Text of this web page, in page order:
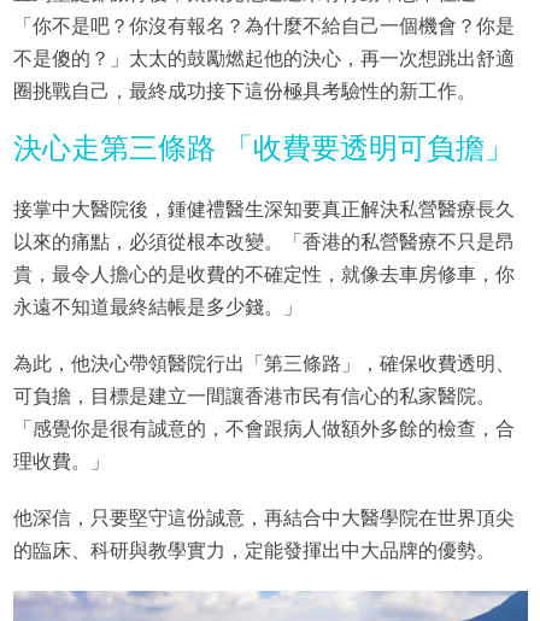
「你不是吧？你沒有報名？為什麼不給自己一個機會？你是
不是傻的？」太太的鼓勵燃起他的決心，再一次想跳出舒適
圈挑戰自己，最終成功接下這份極具考驗性的新工作。
決心走第三條路 「收費要透明可負擔」
接掌中大醫院後，鍾健禮醫生深知要真正解決私營醫療長久
以來的痛點，必須從根本改變。「香港的私營醫療不只是昂
貴，最令人擔心的是收費的不確定性，就像去車房修車，你
永遠不知道最終結帳是多少錢。」
為此，他決心帶領醫院行出「第三條路」，確保收費透明、
可負擔，目標是建立一間讓香港市民有信心的私家醫院。
「感覺你是很有誠意的，不會跟病人做額外多餘的檢查，合
理收費。」
他深信，只要堅守這份誠意，再結合中大醫學院在世界頂尖
的臨床、科研與教學實力，定能發揮出中大品牌的優勢。